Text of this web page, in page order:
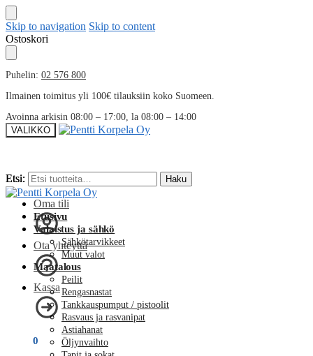
Skip to navigation Skip to content
Ostoskori
Puhelin: 02 576 800
Ilmainen toimitus yli 100€ tilauksiin koko Suomeen.
Avoinna arkisin 08:00 – 17:00, la 08:00 – 14:00
VALIKKO
Etsi: Haku
Oma tili
Ota yhteyttä
Kassa
0
Etsi: Haku
Etusivu
Valaistus ja sähkö
Sähkötarvikkeet
Muut valot
Maatalous
Peilit
Rengasnastat
Tankkauspumput / pistoolit
Rasvaus ja rasvanipat
Astiahanat
Öljynvaihto